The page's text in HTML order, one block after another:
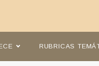
RUBRICAS